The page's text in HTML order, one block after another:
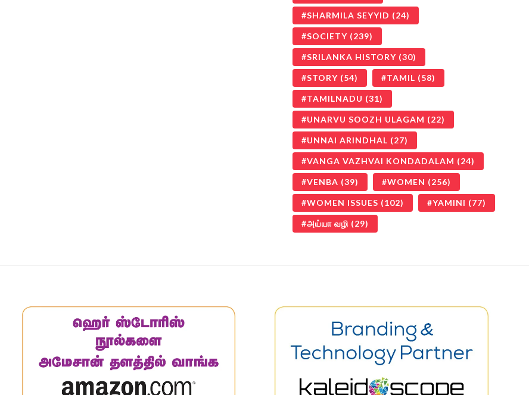
SHARMILA SEYYID (24)
SOCIETY (239)
SRILANKA HISTORY (30)
STORY (54) TAMIL (58)
TAMILNADU (31)
UNARVU SOOZH ULAGAM (22)
UNNAI ARINDHAL (27)
VANGA VAZHVAI KONDADALAM (24)
VENBA (39) WOMEN (256)
WOMEN ISSUES (102) YAMINI (77)
அய்யா வழி (29)